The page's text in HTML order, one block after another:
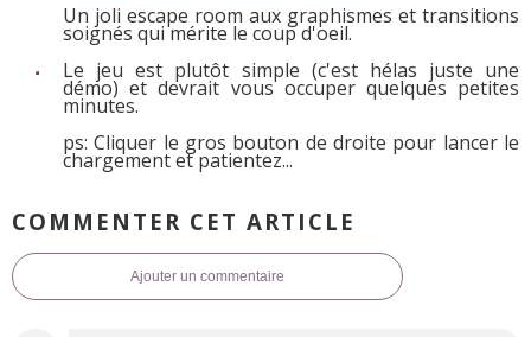
Un joli escape room aux graphismes et transitions
soignés qui mérite le coup d'oeil.
Le jeu est plutôt simple (c'est hélas juste une
démo) et devrait vous occuper quelques petites
minutes.
ps: Cliquer le gros bouton de droite pour lancer le
chargement et patientez...
COMMENTER CET ARTICLE
Ajouter un commentaire